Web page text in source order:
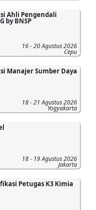
Ahli Pengendali
by BNSP
16 - 20 Agustus 2026
Cepu
Manajer Sumber Daya
18 - 21 Agustus 2026
Yogyakarta
18 - 19 Agustus 2026
Jakarta
Petugas K3 Kimia